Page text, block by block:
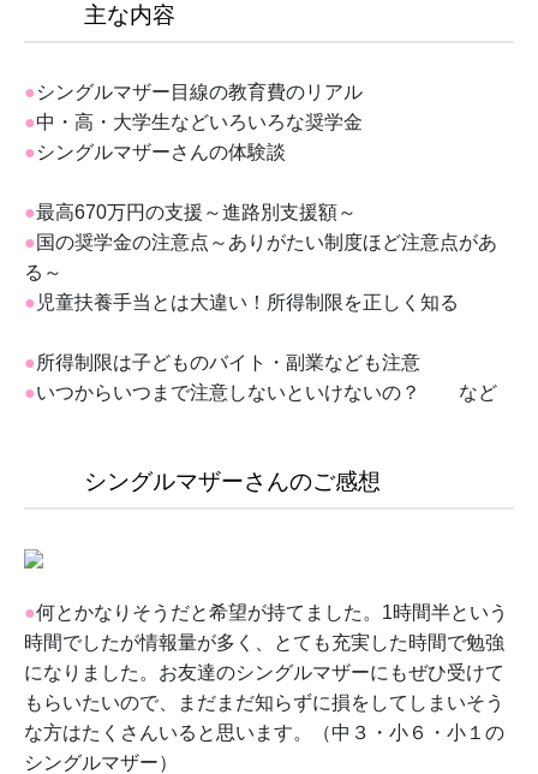
主な内容
●シングルマザー目線の教育費のリアル
●中・高・大学生などいろいろな奨学金
●シングルマザーさんの体験談
●最高670万円の支援～進路別支援額～
●国の奨学金の注意点～ありがたい制度ほど注意点があ
る～
● 児童扶養手当とは大違い！所得制限を正しく知る
●所得制限は子どものバイト・副業なども注意
●いつからいつまで注意しないといけないの？ など
シングルマザーさんのご感想
●何とかなりそうだと希望が持てました。1時間半という
時間でしたが情報量が多く、とても充実した時間で勉強
になりました。お友達のシングルマザーにもぜひ受けて
もらいたいので、まだまだ知らずに損をしてしまいそう
な方はたくさんいると思います。（中３・小６・小１の
シングルマザー）